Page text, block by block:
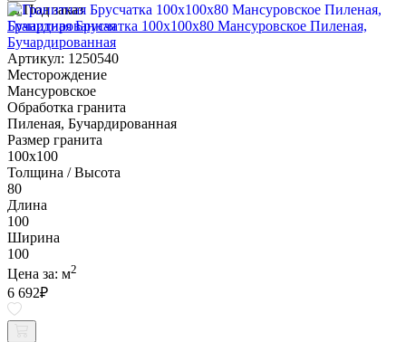
Под заказ
Гранитная Брусчатка 100х100x80 Мансуровское Пиленая,
Бучардированная
Артикул: 1250540
Месторождение
Мансуровское
Обработка гранита
Пиленая, Бучардированная
Размер гранита
100х100
Толщина / Высота
80
Длина
100
Ширина
100
Цена за: м2
6 692₽